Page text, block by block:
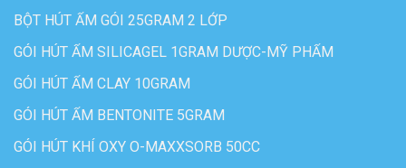
BỘT HÚT ẨM GÓI 25GRAM 2 LỚP
GÓI HÚT ẨM SILICAGEL 1GRAM DƯỢC-MỸ PHẨM
GÓI HÚT ẨM CLAY 10GRAM
GÓI HÚT ẨM BENTONITE 5GRAM
GÓI HÚT KHÍ OXY O-MAXXSORB 50CC